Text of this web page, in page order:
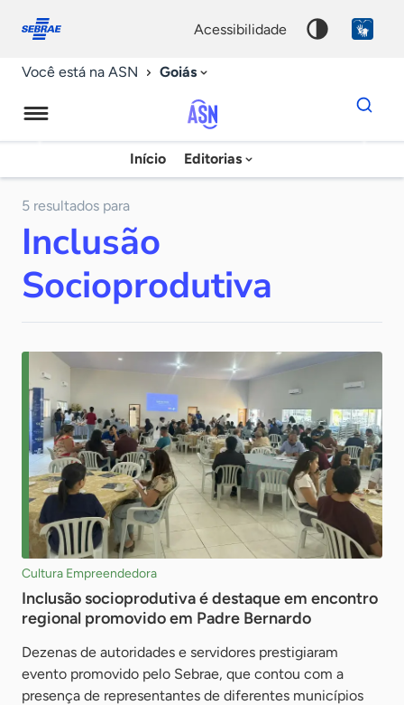
conosco
acessibilidade
Você está na ASN Goiás
Agência
Sebrae
Início Editorias
Dados
para
chave
5 resultados para
Inclusão
Socioprodutiva
Cultura Empreendedora
Inclusão socioprodutiva é destaque em encontro
regional promovido em Padre Bernardo
Dezenas de autoridades e servidores prestigiaram
evento promovido pelo Sebrae, que contou com a
presença de representantes de diferentes municípios